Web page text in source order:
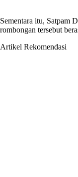
Sementara itu, Satpam
rombongan tersebut
Artikel Rekomendasi